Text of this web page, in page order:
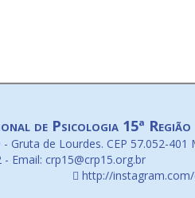
de Psicologia 15ª Região
Gruta de Lourdes. CEP 57.052-401
Email: crp15@crp15.org.br
http://